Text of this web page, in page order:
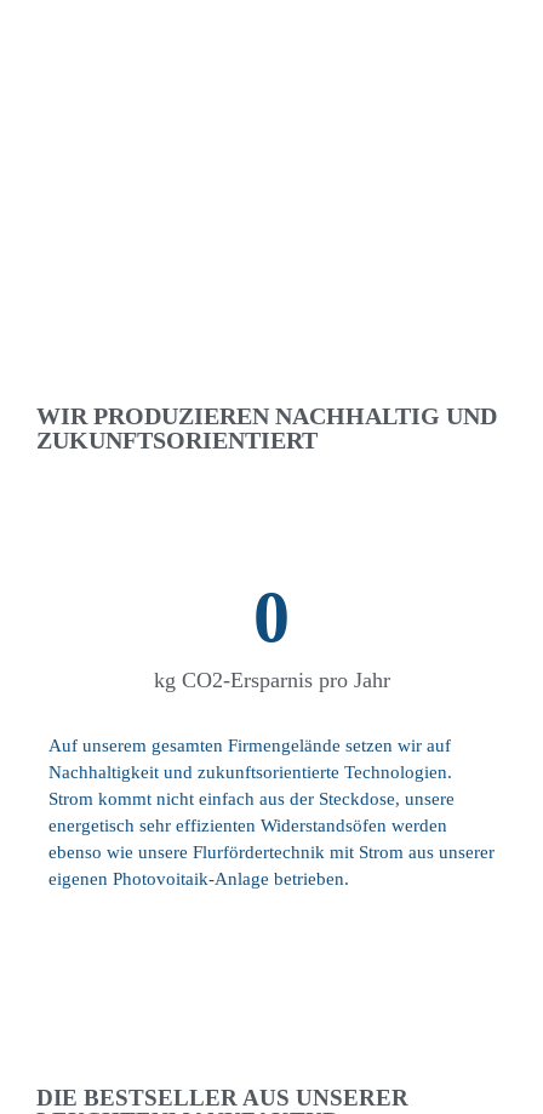
WIR PRODUZIEREN NACHHALTIG UND
ZUKUNFTSORIENTIERT
kg CO2-Ersparnis pro Jahr
0
Auf unserem gesamten Firmengelände setzen wir auf
Nachhaltigkeit und zukunftsorientierte Technologien.
Strom kommt nicht einfach aus der Steckdose, unsere
energetisch sehr effizienten Widerstandsöfen werden
ebenso wie unsere Flurfördertechnik mit Strom aus unserer
eigenen Photovoitaik-Anlage betrieben.
DIE BESTSELLER AUS UNSERER